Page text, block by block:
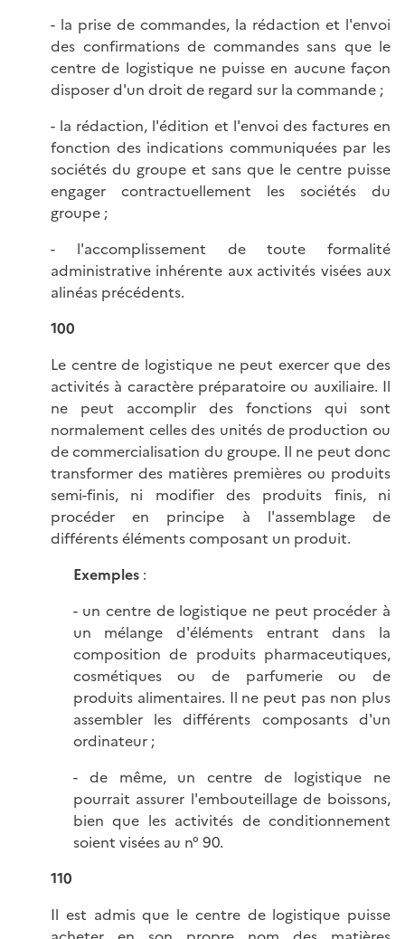
- la prise de commandes, la rédaction et l'envoi
des confirmations de commandes sans que le
centre de logistique ne puisse en aucune façon
disposer d'un droit de regard sur la commande ;
- la rédaction, l'édition et l'envoi des factures en
fonction des indications communiquées par les
sociétés du groupe et sans que le centre puisse
engager contractuellement les sociétés du
groupe ;
- l'accomplissement de toute formalité
administrative inhérente aux activités visées aux
alinéas précédents.
100
Le centre de logistique ne peut exercer que des
activités à caractère préparatoire ou auxiliaire. Il
ne peut accomplir des fonctions qui sont
normalement celles des unités de production ou
de commercialisation du groupe. Il ne peut donc
transformer des matières premières ou produits
semi-finis, ni modifier des produits finis, ni
procéder en principe à l'assemblage de
différents éléments composant un produit.
Exemples:
- un centre de logistique ne peut procéder à
un mélange d'éléments entrant dans la
composition de produits pharmaceutiques,
cosmétiques ou de parfumerie ou de
produits alimentaires. Il ne peut pas non plus
assembler les différents composants d'un
ordinateur ;
- de même, un centre de logistique ne
pourrait assurer l'embouteillage de boissons,
bien que les activités de conditionnement
soient visées au n° 90.
110
Il est admis que le centre de logistique puisse